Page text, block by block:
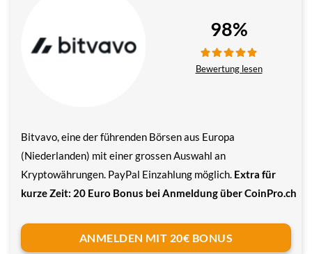
Bitvavo, eine der führenden Börsen aus Europa
(Niederlanden) mit einer grossen Auswahl an
Kryptowährungen. PayPal Einzahlung möglich. Extra für
kurze Zeit: 20 Euro Bonus bei Anmeldung über CoinPro.ch
98%
Bewertung lesen
ANMELDEN MIT 20€ BONUS